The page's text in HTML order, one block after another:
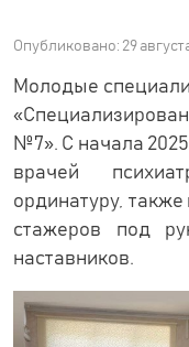
Опубликовано: 29
Молодые
№7». С начала
врачей
ординатуру, также
стажеров под
наставников.